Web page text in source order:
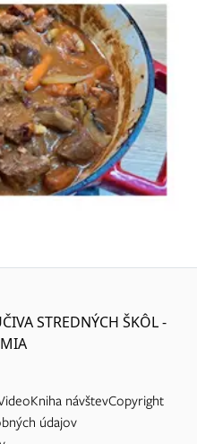
STREDNÝCH ŠKÔL -
Kniha návštevCopyright
údajov